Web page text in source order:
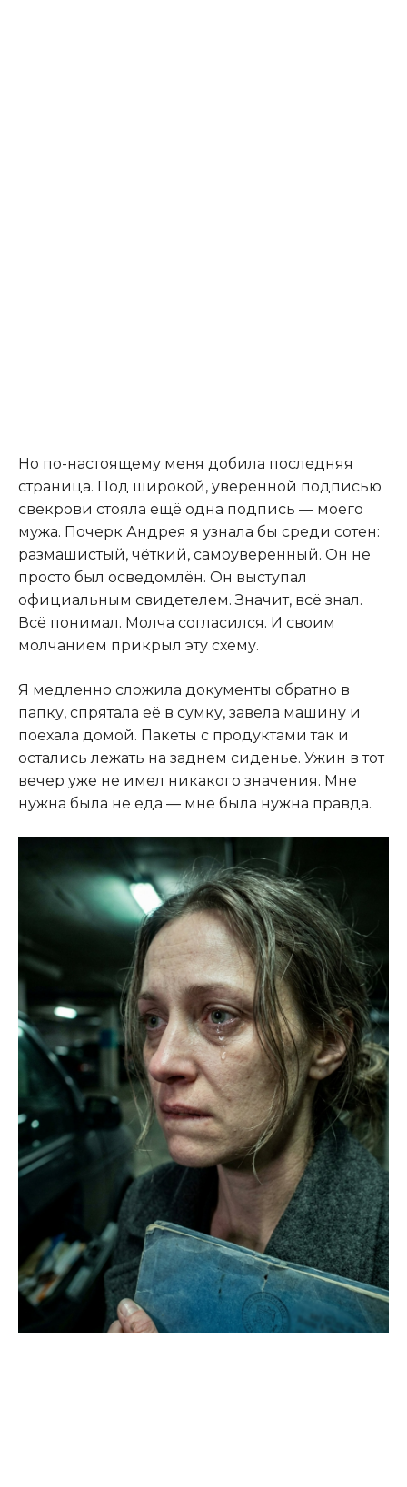
Но по-настоящему меня добила последняя
страница. Под широкой, уверенной подписью
свекрови стояла ещё одна подпись — моего
мужа. Почерк Андрея я узнала бы среди сотен:
размашистый, чёткий, самоуверенный. Он не
просто был осведомлён. Он выступал
официальным свидетелем. Значит, всё знал.
Всё понимал. Молча согласился. И своим
молчанием прикрыл эту схему.
Я медленно сложила документы обратно в
папку, спрятала её в сумку, завела машину и
поехала домой. Пакеты с продуктами так и
остались лежать на заднем сиденье. Ужин в тот
вечер уже не имел никакого значения. Мне
нужна была не еда — мне была нужна правда.